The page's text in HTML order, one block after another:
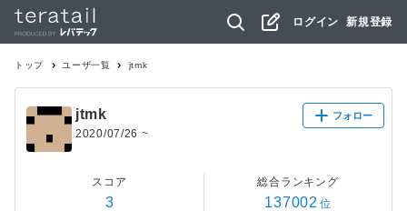
ログイン 新規登録
トップ ユーザ一覧 jtmk
jtmk
2020/07/26 ~
フォロー
スコア
3
総合ランキング
137002 位